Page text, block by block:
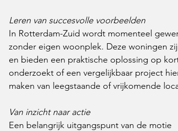
Leren van succesvolle voorbeelden
In Rotterdam-Zuid wordt momenteel
zonder eigen woonplek. Deze woningen
en bieden een praktische oplossing op
onderzoekt of een vergelijkbaar project
maken van leegstaande of vrijkomende
Van inzicht naar actie
Een belangrijk uitgangspunt van de motie